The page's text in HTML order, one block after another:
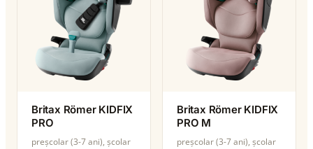
Britax Römer KIDFIX
PRO
preșcolar (3-7 ani), școlar
Britax Römer KIDFIX
PRO M
preșcolar (3-7 ani), școlar